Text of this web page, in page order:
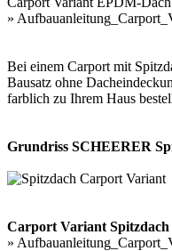
»
Bei einem Carport mit
Bausatz ohne
farblich zu Ihrem Haus
Grundriss SCHEERER
Carport Variant Spitzdach
»